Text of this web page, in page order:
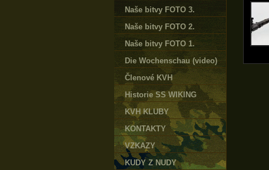
Naše bitvy FOTO 3.
Naše bitvy FOTO 2.
Naše bitvy FOTO 1.
Die Wochenschau (video)
Členové KVH
Historie SS WIKING
KVH KLUBY
KONTAKTY
VZKAZY
KUDY Z NUDY